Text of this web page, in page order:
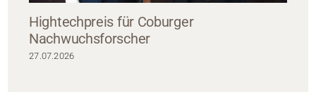
Hightechpreis für Coburger
Nachwuchsforscher
27.07.2026